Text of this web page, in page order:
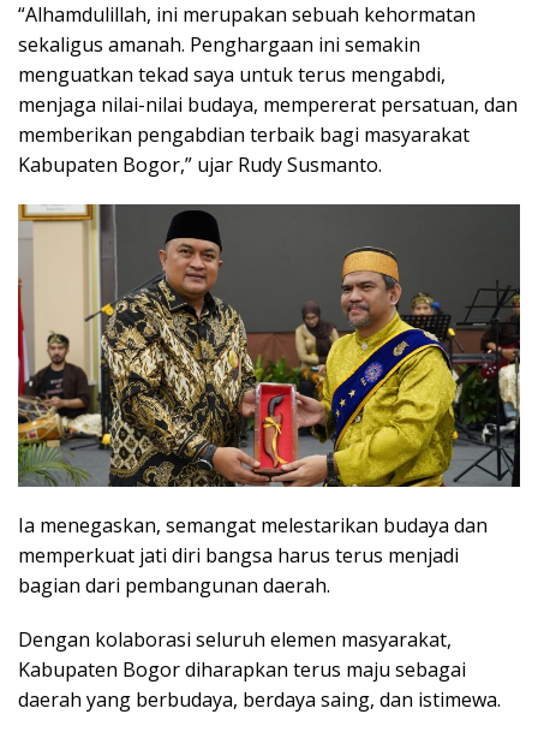
“Alhamdulillah, ini merupakan sebuah kehormatan
sekaligus amanah. Penghargaan ini semakin
menguatkan tekad saya untuk terus mengabdi,
menjaga nilai-nilai budaya, mempererat persatuan, dan
memberikan pengabdian terbaik bagi masyarakat
Kabupaten Bogor,” ujar Rudy Susmanto.
Ia menegaskan, semangat melestarikan budaya dan
memperkuat jati diri bangsa harus terus menjadi
bagian dari pembangunan daerah.
Dengan kolaborasi seluruh elemen masyarakat,
Kabupaten Bogor diharapkan terus maju sebagai
daerah yang berbudaya, berdaya saing, dan istimewa.